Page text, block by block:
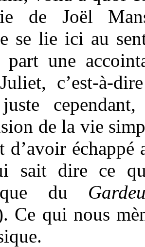
de Joël
se lie ici au
une
c’est-à-
de la vie
d’avoir
sait dire ce
du
Ce qui nous